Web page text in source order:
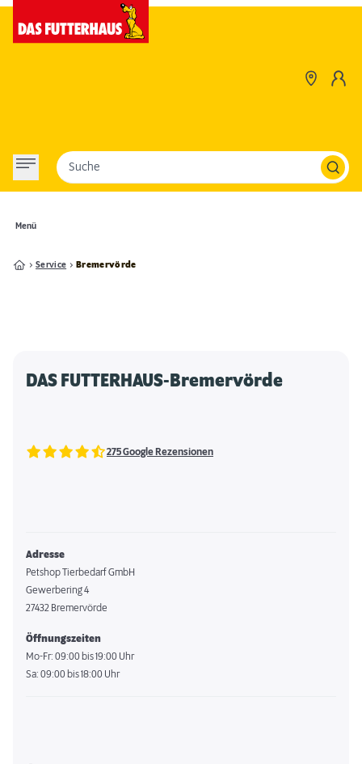
Menü
Suche
Service Bremervörde
DAS FUTTERHAUS-Bremervörde
275 Google Rezensionen
Adresse
Petshop Tierbedarf GmbH
Gewerbering 4
27432 Bremervörde
Öffnungszeiten
Mo-Fr: 09:00 bis 19:00 Uhr
Sa: 09:00 bis 18:00 Uhr